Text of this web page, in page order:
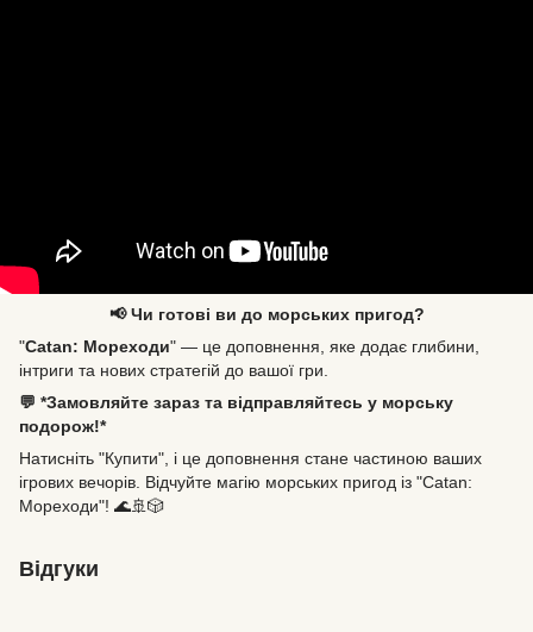
📢 Чи готові ви до морських пригод?
"Catan: Мореходи" — це доповнення, яке додає глибини,
інтриги та нових стратегій до вашої гри.
💬 *Замовляйте зараз та відправляйтесь у морську
подорож!*
Натисніть "Купити", і це доповнення стане частиною ваших
ігрових вечорів. Відчуйте магію морських пригод із "Catan:
Мореходи"! 🌊🚢🎲
Відгуки